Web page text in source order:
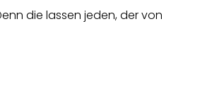
die lassen jeden, der von